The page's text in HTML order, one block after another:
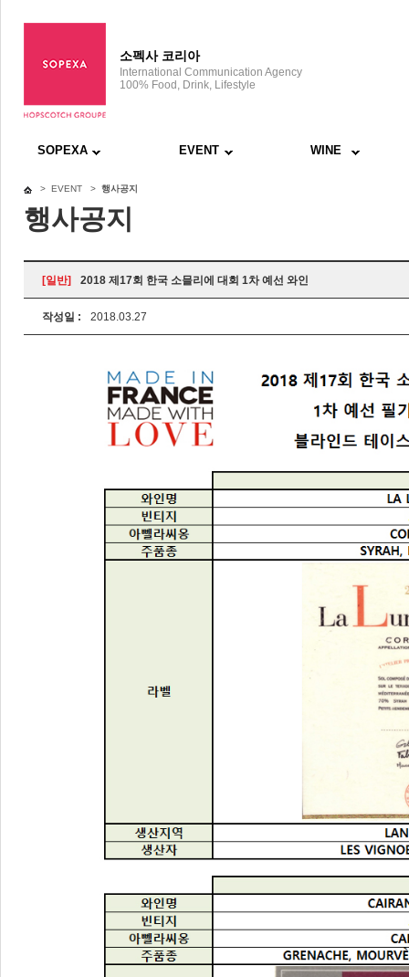
소펙사 코리아
International Communication Agency
100% Food, Drink, Lifestyle
SOPEXA EVENT WINE
> EVENT > 행사공지
행사공지
[일반] 2018 제17회 한국 소믈리에 대회 1차 예선 와인
작성일 : 2018.03.27